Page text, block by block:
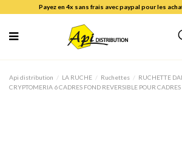
Payez en 4x sans frais avec paypal pour les
Api distribution LA RUCHE Ruchettes
RUCHETTE
CRYPTOMERIA 6 CADRES FOND REVERSIBLE POUR CADRES